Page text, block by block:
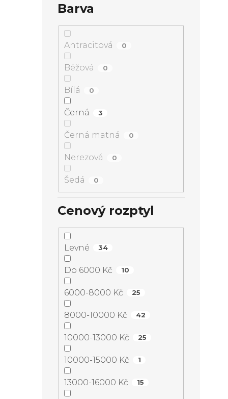
Barva
Antracitová 0
Béžová 0
Bílá 0
Černá 3
Černá matná 0
Nerezová 0
Šedá 0
Cenový rozptyl
Levné 34
Do 6000 Kč 10
6000-8000 Kč 25
8000-10000 Kč 42
10000-13000 Kč 25
10000-15000 Kč 1
13000-16000 Kč 15